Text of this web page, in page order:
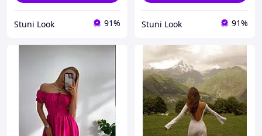
Stuni Look 91% Stuni Look 91%